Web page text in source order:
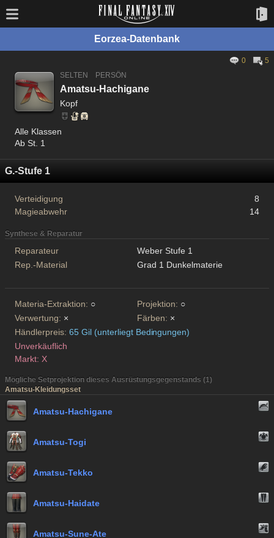
Eorzea-Datenbank
0
5
SELTEN
PERSÖN
Amatsu-Hachigane
Kopf
Alle Klassen
Ab St. 1
G.-Stufe 1
Verteidigung
8
Magieabwehr
14
Synthese & Reparatur
Reparateur
Weber Stufe 1
Rep.-Material
Grad 1 Dunkelmaterie
Materia-Extraktion: ○ Projektion: ○
Verwertung: × Färben: ×
Händlerpreis: 65 Gil (unterliegt Bedingungen)
Unverkäuflich
Markt: X
Mögliche Setprojektion dieses Ausrüstungsgegenstands (1)
Amatsu-Kleidungsset
Amatsu-Hachigane
Amatsu-Togi
Amatsu-Tekko
Amatsu-Haidate
Amatsu-Sune-Ate